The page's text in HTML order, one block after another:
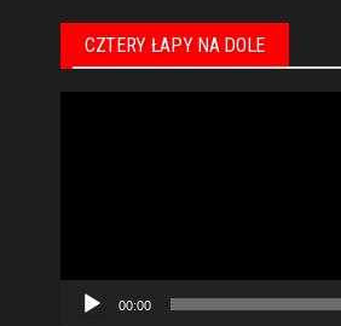
CZTERY ŁAPY NA DOLE
00:00